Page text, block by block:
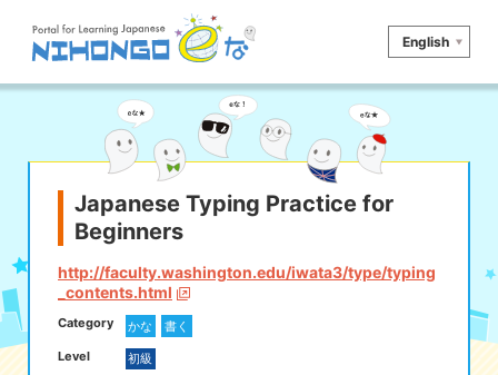
English
サイト検索
書く 聞く
話す 文法 語彙
かな
辞書・翻訳 文化・社会 その他
iOSアプリ検索
Japanese Typing Practice for
Beginners
http://faculty.washington.edu/iwata3/type/typing
_contents.html
Category かな
書く
Level
初級